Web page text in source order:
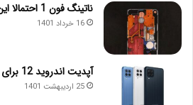
ناتینگ فون 1 احتمالا این هفته معرفی می‌شود
16 خرداد 1401
آپدیت اندروید 12 برای گلکسی M22 منتشر شد
25 اردیبهشت 1401